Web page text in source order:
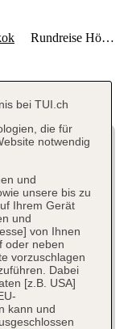
bei TUI.ch
die für
notwendig
und
unsere bis zu
Ihrem Gerät
und
von Ihnen
oder neben
vorzuschlagen
Dabei
[z.B. USA]
kann und